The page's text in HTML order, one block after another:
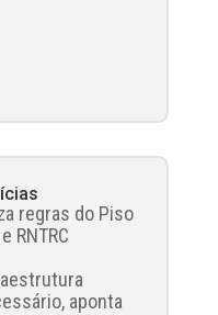
regras do Piso
RNTRC
aponta